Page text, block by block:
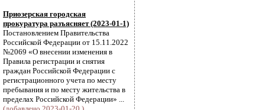
Приозерская городская
прокуратура разъясняет (2023-01-1)
Постановлением Правительства
Российской Федерации от 15.11.2022
№2069 «О внесении изменения в
Правила регистрации и снятия
граждан Российской Федерации с
регистрационного учета по месту
пребывания и по месту жительства в
пределах Российской Федерации» ...